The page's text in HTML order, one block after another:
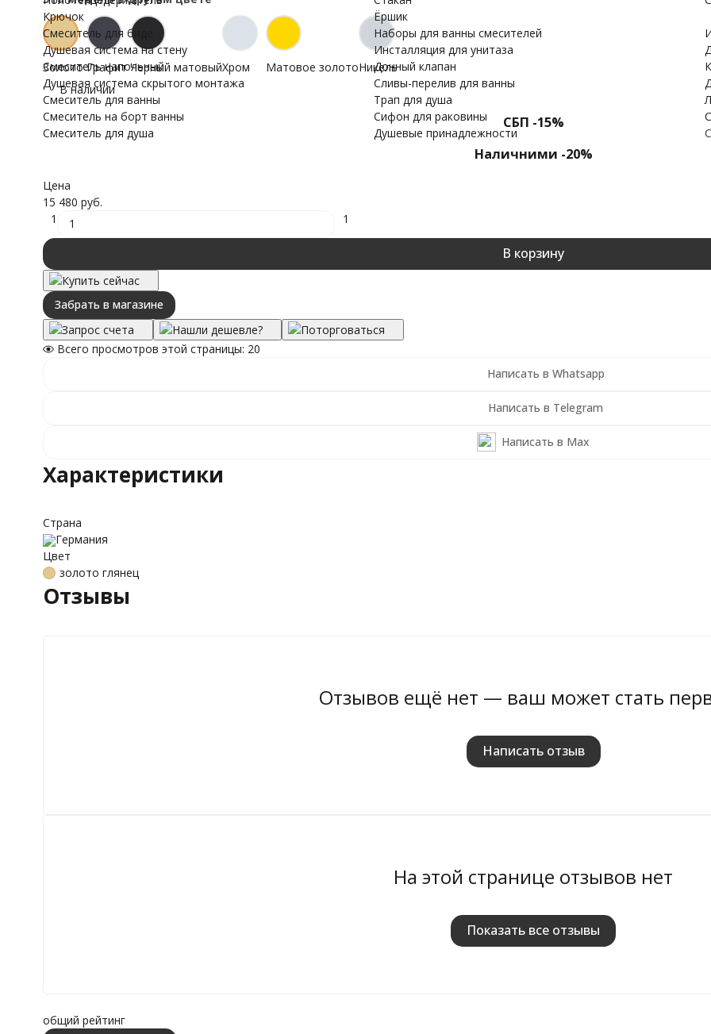
Крючок
Ёршик
Смеситель для биде
Душевая система на стену
Смеситель напольный
Душевая система скрытого монтажа
Смеситель для ванны
Смеситель на борт ванны
Смеситель для душа
Наборы для ванны смесителей
Инсталляция для унитаза
Донный клапан
Cливы-перелив для ванны
Трап для душа
Сифон для раковины
Душевые принадлежности
Золото Графит Черный матовыйХром Матовое золотоНикель
В наличии
СБП -15%
Наличними -20%
Цена
15 480 руб.
1
1
В корзину
Купить сейчас
Забрать в магазине
Запрос счета
Нашли дешевле?
Поторговаться
Всего просмотров этой страницы: 20
Написать в Whatsapp
Написать в Telegram
Написать в Max
Характеристики
Страна
Германия
Цвет
золото глянец
Отзывы
Отзывов ещё нет — ваш может стать
Написать отзыв
На этой странице отзывов нет
Показать все отзывы
общий рейтинг